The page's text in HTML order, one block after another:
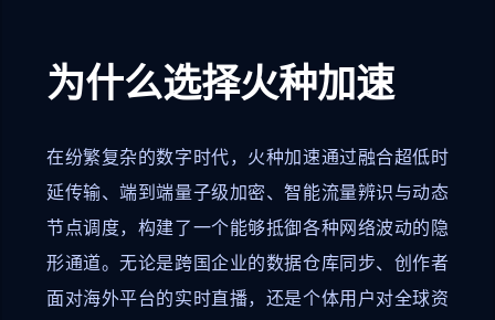
为什么选择火种加速
在纷繁复杂的数字时代，火种加速通过融合超低时
延传输、端到端量子级加密、智能流量辨识与动态
节点调度，构建了一个能够抵御各种网络波动的隐
形通道。无论是跨国企业的数据仓库同步、创作者
面对海外平台的实时直播，还是个体用户对全球资